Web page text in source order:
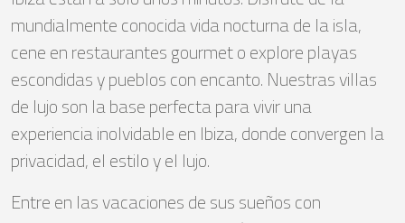
mundialmente conocida vida nocturna de la isla,
cene en restaurantes gourmet o explore playas
escondidas y pueblos con encanto. Nuestras villas
de lujo son la base perfecta para vivir una
experiencia inolvidable en Ibiza, donde convergen la
privacidad, el estilo y el lujo.
Entre en las vacaciones de sus sueños con